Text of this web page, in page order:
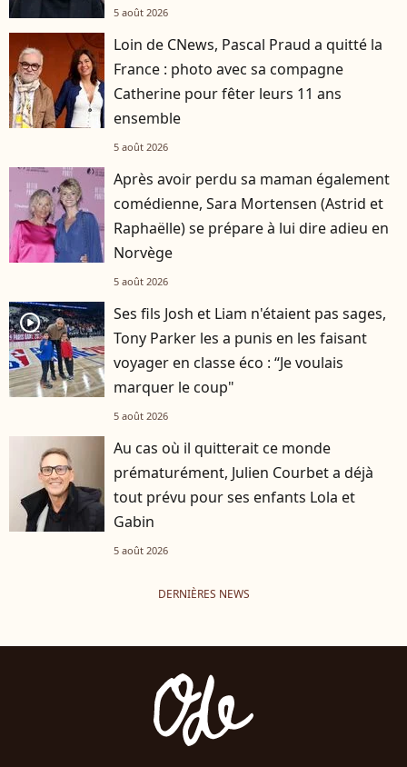
5 août 2026
Loin de CNews, Pascal Praud a quitté la
France : photo avec sa compagne
Catherine pour fêter leurs 11 ans
ensemble
5 août 2026
Après avoir perdu sa maman également
comédienne, Sara Mortensen (Astrid et
Raphaëlle) se prépare à lui dire adieu en
Norvège
5 août 2026
player2
Ses fils Josh et Liam n'étaient pas sages,
Tony Parker les a punis en les faisant
voyager en classe éco : “Je voulais
marquer le coup"
5 août 2026
Au cas où il quitterait ce monde
prématurément, Julien Courbet a déjà
tout prévu pour ses enfants Lola et
Gabin
5 août 2026
DERNIÈRES NEWS